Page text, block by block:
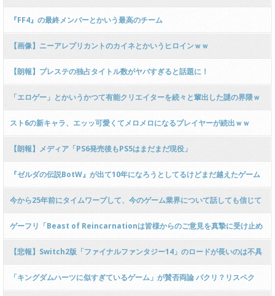
まう…
『FF4』の最終メンバーとかいう最高のチーム
【画像】ニーアレプリカントのカイネとかいうヒロインｗｗ
【朗報】プレステの独占タイトル数がヤバすぎると話題に！
「エロゲー」とかいうかつて有能クリエイターを続々と輩出した謎の界隈ｗ
ｗ
スト6の新キャラ、エッッ可愛くてメロメロになるプレイヤーが続出ｗｗ
【朗報】メディア「PS6発売後もPS5はまだまだ現役」
『ゼルダの伝説BotW』が出て10年になろうとしてるけどまだ越えたゲーム
出てない
今から25年前にタイムワープして、今のゲーム業界について話しても信じて
もらえなさそうなことは？
ゲーフリ「Beast of Reincarnationは皆様からのご意見を真摯に受け止め
継続的にアップデートを予定」
【悲報】Switch2版「ファイナルファンタジー14」のロードが長いのは不具
合
「キングダムハーツに似すぎているゲーム」が賛否両論 パクリ？リスペク